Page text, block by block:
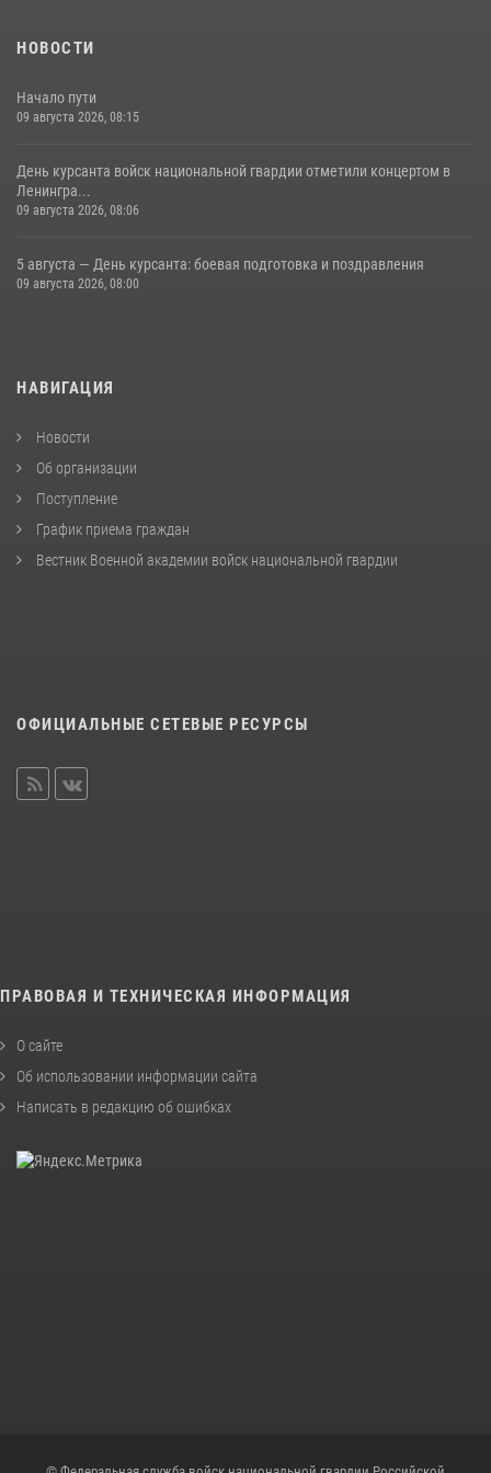
НОВОСТИ
Начало пути
09 августа 2026, 08:15
День курсанта войск национальной гвардии отметили концертом в
Ленингра...
09 августа 2026, 08:06
5 августа — День курсанта: боевая подготовка и поздравления
09 августа 2026, 08:00
НАВИГАЦИЯ
Новости
Об организации
Поступление
График приема граждан
Вестник Военной академии войск национальной гвардии
ОФИЦИАЛЬНЫЕ СЕТЕВЫЕ РЕСУРСЫ
ПРАВОВАЯ И ТЕХНИЧЕСКАЯ ИНФОРМАЦИЯ
О сайте
Об использовании информации сайта
Написать в редакцию об ошибках